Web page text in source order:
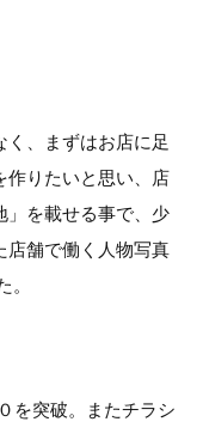
、まずはお店に足
作りたいと思い、店
」を載せる事で、少
店舗で働く人物写真
。
を突破。またチラシ